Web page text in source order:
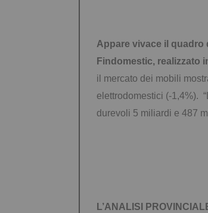
Appare vivace il quadro
Findomestic, realizzato
il mercato dei mobili
elettrodomestici (-1,4%).
durevoli 5 miliardi e 487
L’ANALISI